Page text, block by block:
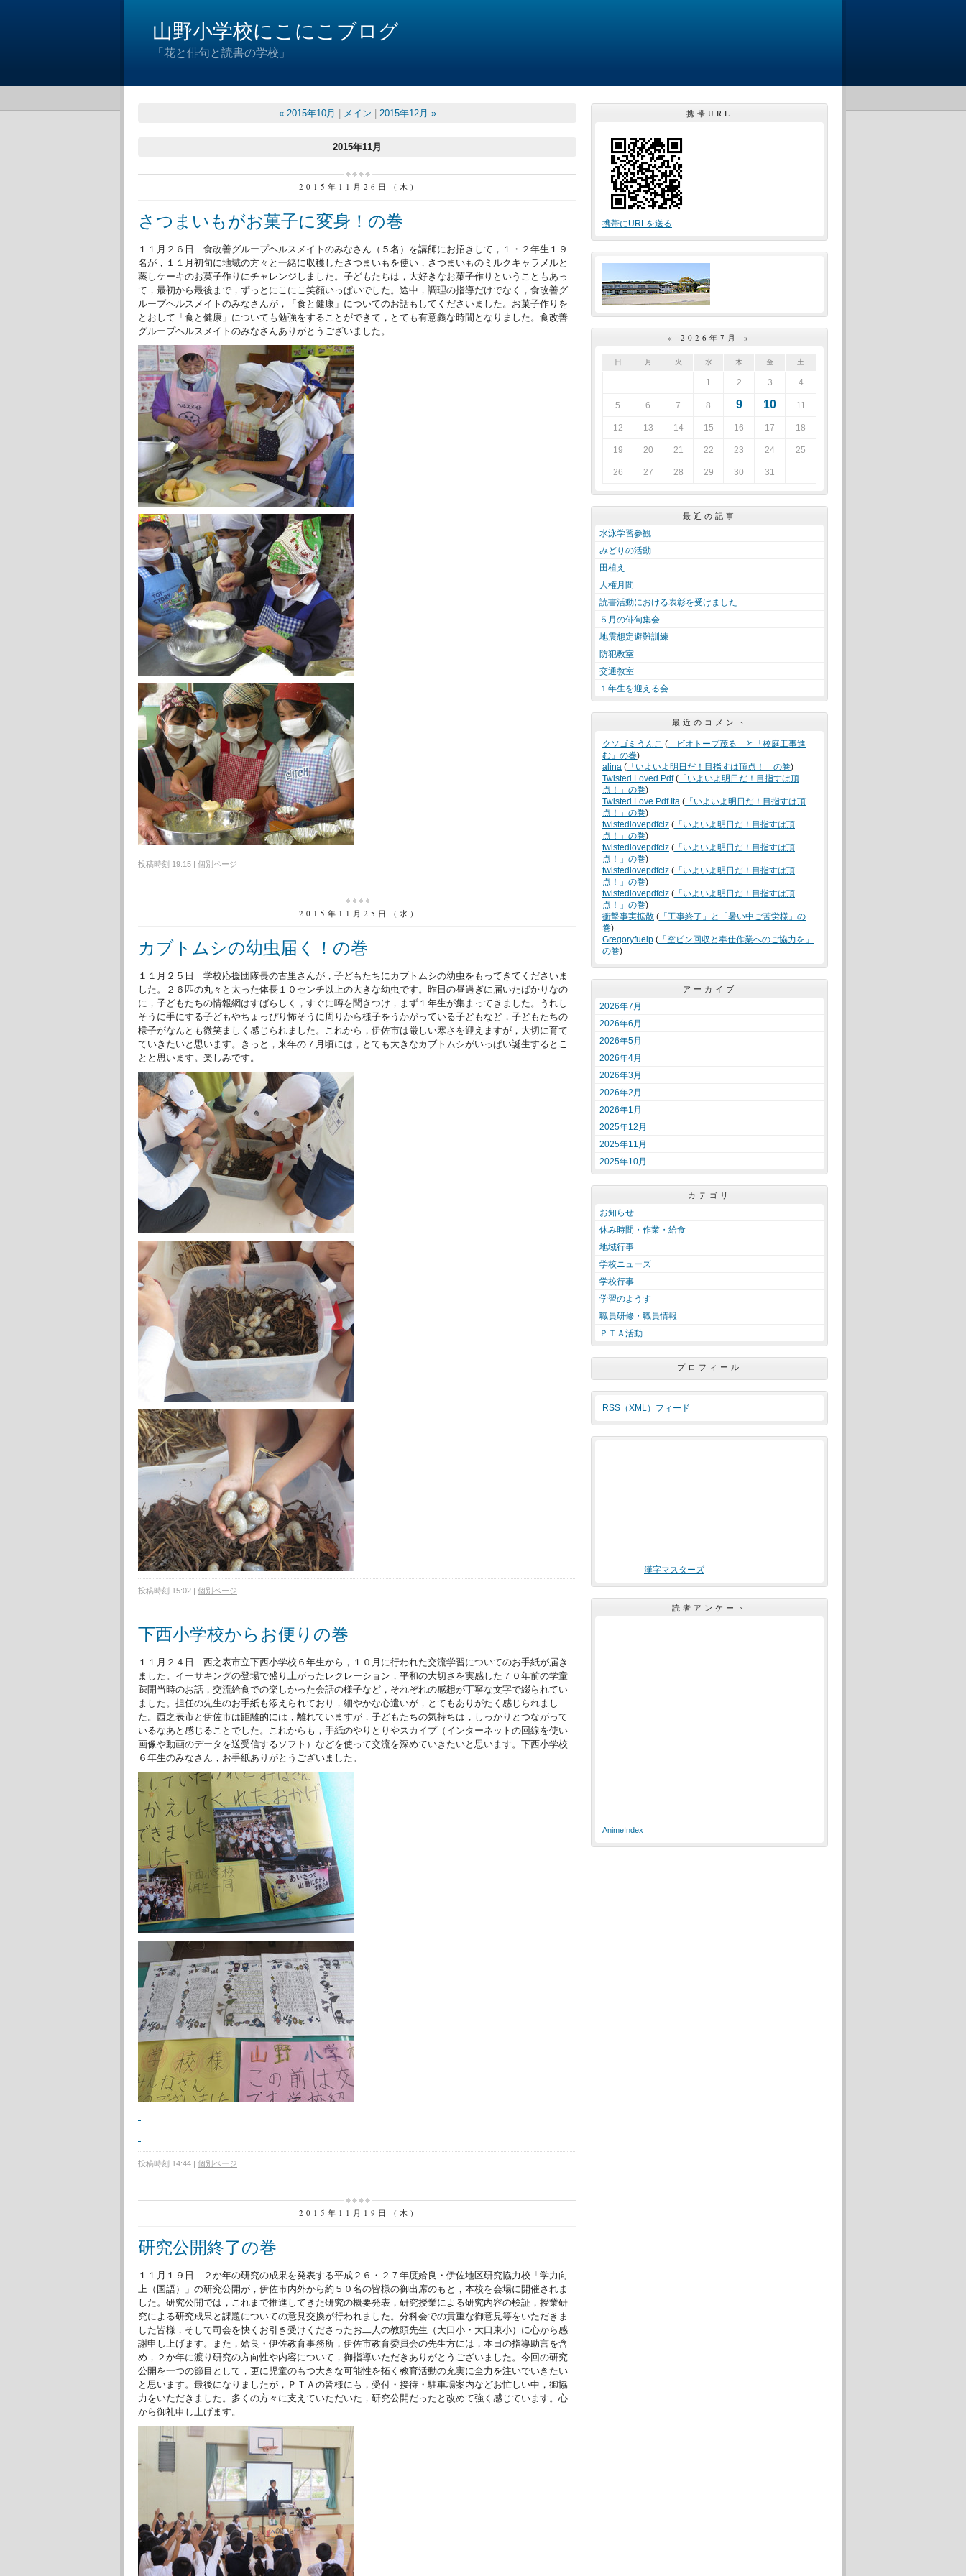
山野小学校にこにこブログ
「花と俳句と読書の学校」
« 2015年10月 メイン 2015年12月 »
2015年11月
2015年11月26日 (木)
さつまいもがお菓子に変身！の巻
１１月２６日 食改善グループヘルスメイトのみなさん（５名）を講師にお招きして，１・２年生１９
名が，１１月初旬に地域の方々と一緒に収穫したさつまいもを使い，さつまいものミルクキャラメルと
蒸しケーキのお菓子作りにチャレンジしました。子どもたちは，大好きなお菓子作りということもあっ
て，最初から最後まで，ずっとにこにこ笑顔いっぱいでした。途中，調理の指導だけでなく，食改善グ
ループヘルスメイトのみなさんが，「食と健康」についてのお話もしてくださいました。お菓子作りを
とおして「食と健康」についても勉強をすることができて，とても有意義な時間となりました。食改善
グループヘルスメイトのみなさんありがとうございました。
投稿時刻 19:15 | 個別ページ
2015年11月25日 (水)
カブトムシの幼虫届く！の巻
１１月２５日 学校応援団隊長の古里さんが，子どもたちにカブトムシの幼虫をもってきてくださいま
した。２６匹の丸々と太った体長１０センチ以上の大きな幼虫です。昨日の昼過ぎに届いたばかりなの
に，子どもたちの情報網はすばらしく，すぐに噂を聞きつけ，まず１年生が集まってきました。うれし
そうに手にする子どもやちょっぴり怖そうに周りから様子をうかがっている子どもなど，子どもたちの
様子がなんとも微笑ましく感じられました。これから，伊佐市は厳しい寒さを迎えますが，大切に育て
ていきたいと思います。きっと，来年の７月頃には，とても大きなカブトムシがいっぱい誕生するとこ
とと思います。楽しみです。
投稿時刻 15:02 | 個別ページ
下西小学校からお便りの巻
１１月２４日 西之表市立下西小学校６年生から，１０月に行われた交流学習についてのお手紙が届き
ました。イーサキングの登場で盛り上がったレクレーション，平和の大切さを実感した７０年前の学童
疎開当時のお話，交流給食での楽しかった会話の様子など，それぞれの感想が丁寧な文字で綴られてい
ました。担任の先生のお手紙も添えられており，細やかな心遣いが，とてもありがたく感じられまし
た。西之表市と伊佐市は距離的には，離れていますが，子どもたちの気持ちは，しっかりとつながって
いるなあと感じることでした。これからも，手紙のやりとりやスカイプ（インターネットの回線を使い
画像や動画のデータを送受信するソフト）などを使って交流を深めていきたいと思います。下西小学校
６年生のみなさん，お手紙ありがとうございました。
投稿時刻 14:44 | 個別ページ
2015年11月19日 (木)
研究公開終了の巻
１１月１９日 ２か年の研究の成果を発表する平成２６・２７年度姶良・伊佐地区研究協力校「学力向
上（国語）」の研究公開が，伊佐市内外から約５０名の皆様の御出席のもと，本校を会場に開催されま
した。研究公開では，これまで推進してきた研究の概要発表，研究授業による研究内容の検証，授業研
究による研究成果と課題についての意見交換が行われました。分科会での貴重な御意見等をいただきま
した皆様，そして司会を快くお引き受けくださったお二人の教頭先生（大口小・大口東小）に心から感
謝申し上げます。また，姶良・伊佐教育事務所，伊佐市教育委員会の先生方には，本日の指導助言を含
め，２か年に渡り研究の方向性や内容について，御指導いただきありがとうございました。今回の研究
公開を一つの節目として，更に児童のもつ大きな可能性を拓く教育活動の充実に全力を注いでいきたい
と思います。最後になりましたが，ＰＴＡの皆様にも，受付・接待・駐車場案内などお忙しい中，御協
力をいただきました。多くの方々に支えていただいた，研究公開だったと改めて強く感じています。心
から御礼申し上げます。
携帯URL
携帯にURLを送る
« 2026年7月 »
日 月 火 水 木 金 土
1 2 3 4
5 6 7 8 9 10 11
12 13 14 15 16 17 18
19 20 21 22 23 24 25
26 27 28 29 30 31
最近の記事
水泳学習参観
みどりの活動
田植え
人権月間
読書活動における表彰を受けました
５月の俳句集会
地震想定避難訓練
防犯教室
交通教室
１年生を迎える会
最近のコメント
クソゴミうんこ ( 「ビオトープ茂る」と「校庭工事進
む」の巻)
alina ( 「いよいよ明日だ！目指すは頂点！」の巻)
Twisted Loved Pdf( 「いよいよ明日だ！目指すは頂
点！」の巻)
Twisted Love Pdf Ita ( 「いよいよ明日だ！目指すは頂
点！」の巻)
twistedlovepdfciz ( 「いよいよ明日だ！目指すは頂
点！」の巻)
twistedlovepdfciz ( 「いよいよ明日だ！目指すは頂
点！」の巻)
twistedlovepdfciz ( 「いよいよ明日だ！目指すは頂
点！」の巻)
twistedlovepdfciz ( 「いよいよ明日だ！目指すは頂
点！」の巻)
衝撃事実拡散 ( 「工事終了」と「暑い中ご苦労様」の
巻)
Gregoryfuelp ( 「空ビン回収と奉仕作業へのご協力を」
の巻)
アーカイブ
2026年7月
2026年6月
2026年5月
2026年4月
2026年3月
2026年2月
2026年1月
2025年12月
2025年11月
2025年10月
カテゴリ
お知らせ
休み時間・作業・給食
地域行事
学校ニューズ
学校行事
学習のようす
職員研修・職員情報
ＰＴＡ活動
プロフィール
RSS（XML）フィード
漢字マスターズ
読者アンケート
AnimeIndex